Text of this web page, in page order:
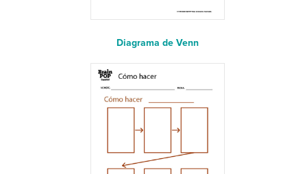
Diagrama de Venn